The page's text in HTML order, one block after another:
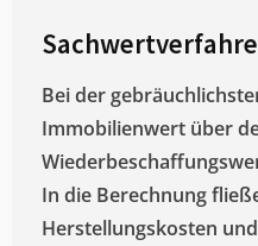
Bei der
Immobilienwert über
In die Berechnung
Herstellungskosten